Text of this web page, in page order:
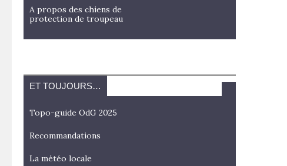
A propos des chiens de
protection de troupeau
ET TOUJOURS…
Topo-guide OdG 2025
Recommandations
La météo locale